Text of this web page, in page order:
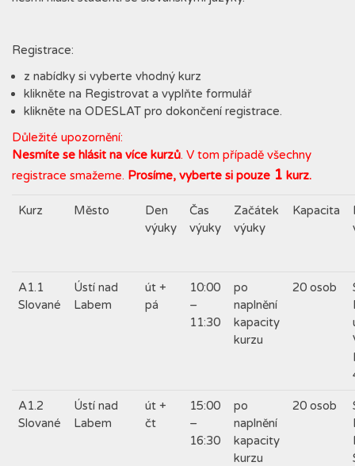
Registrace:
z nabídky si vyberte vhodný kurz
klikněte na Registrovat a vyplňte formulář
klikněte na ODESLAT pro dokončení registrace.
Důležité upozornění:
Nesmíte se hlásit na více kurzů. V tom případě všechny
registrace smažeme. Prosíme, vyberte si pouze 1 kurz.
Kurz Město
Den
výuky
Čas
výuky
Začátek
výuky
Kapacita
A1.1
Slované
Ústí nad
Labem
út +
pá
10:00
–
11:30
po
naplnění
kapacity
kurzu
20 osob
A1.2
Slované
Ústí nad
Labem
út +
čt
15:00
–
16:30
po
naplnění
kapacity
kurzu
20 osob